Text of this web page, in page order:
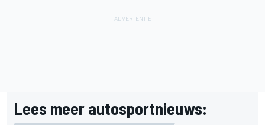
Lees meer autosportnieuws: